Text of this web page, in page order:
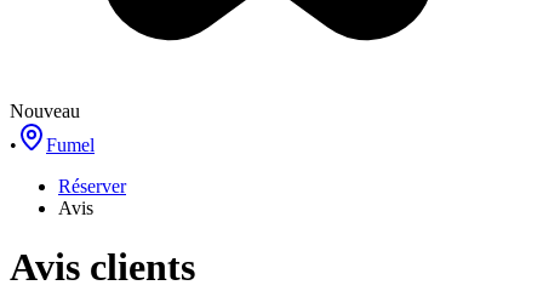
Nouveau
•
Fumel
Réserver
Avis
Avis clients